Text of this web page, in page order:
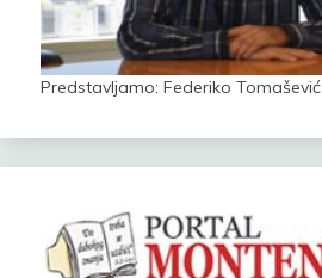
Predstavljamo: Federiko Tomašević